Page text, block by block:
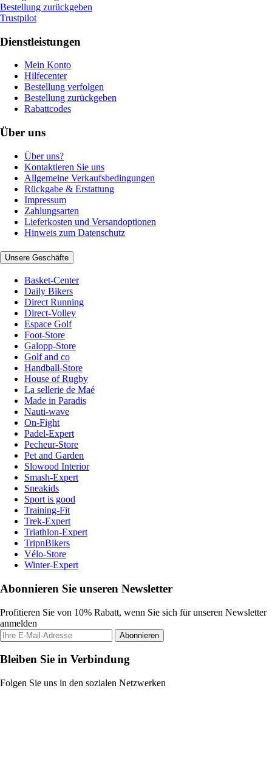
Bestellung zurückgeben
Trustpilot
Dienstleistungen
Mein Konto
Hilfecenter
Bestellung verfolgen
Bestellung zurückgeben
Rabattcodes
Über uns
Über uns?
Kontaktieren Sie uns
Allgemeine Verkaufsbedingungen
Rückgabe & Erstattung
Impressum
Zahlungsarten
Lieferkosten und Versandoptionen
Hinweis zum Datenschutz
Unsere Geschäfte
Basket-Center
Daily Bikers
Direct Running
Direct-Volley
Espace Golf
Foot-Store
Galopp-Store
Golf and co
Handball-Store
House of Rugby
La sellerie de Maé
Made in Paradis
Nauti-wave
On-Fight
Padel-Expert
Pecheur-Store
Pet and Garden
Slowood Interior
Smash-Expert
Sneakids
Sport is good
Training-Fit
Trek-Expert
Triathlon-Expert
TripnBikers
Vélo-Store
Winter-Expert
Abonnieren Sie unseren Newsletter
Profitieren Sie von 10% Rabatt, wenn Sie sich für unseren Newsletter
anmelden
Abonnieren
Bleiben Sie in Verbindung
Folgen Sie uns in den sozialen Netzwerken